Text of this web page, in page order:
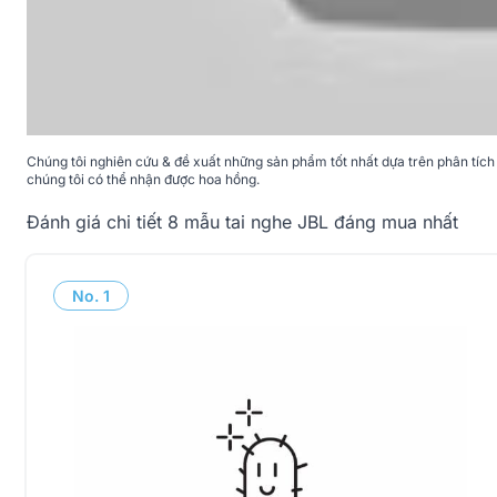
Chúng tôi nghiên cứu & đề xuất những sản phẩm tốt nhất dựa trên phân
chúng tôi có thể nhận được hoa hồng.
Đánh giá chi tiết 8 mẫu tai nghe JBL đáng mua nhất
No. 1